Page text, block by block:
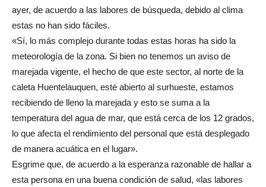
ayer, de acuerdo a las labores de búsqueda, debido al clima
estas no han sido fáciles.
«Sí, lo más complejo durante todas estas horas ha sido la
meteorología de la zona. Si bien no tenemos un aviso de
marejada vigente, el hecho de que este sector, al norte de la
caleta Huentelauquen, esté abierto al surhueste, estamos
recibiendo de lleno la marejada y esto se suma a la
temperatura del agua de mar, que está cerca de los 12 grados,
lo que afecta el rendimiento del personal que está desplegado
de manera acuática en el lugar».
Esgrime que, de acuerdo a la esperanza razonable de hallar a
esta persona en una buena condición de salud, «las labores